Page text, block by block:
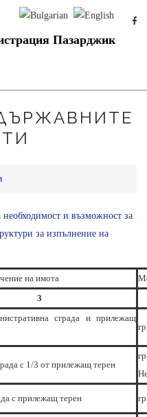
Пазарджик
и възможност за
за изпълнение на
на имота
3
сграда и прилежащ
с 1/3 от прилежащ терен
с прилежащ терен